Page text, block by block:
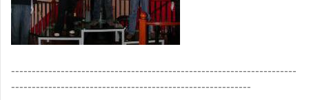
---------------------------------------------------------------------
----------------------------------------------------------